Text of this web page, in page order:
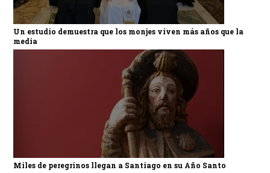
Un estudio demuestra que los monjes viven más años que la
media
Miles de peregrinos llegan a Santiago en su Año Santo